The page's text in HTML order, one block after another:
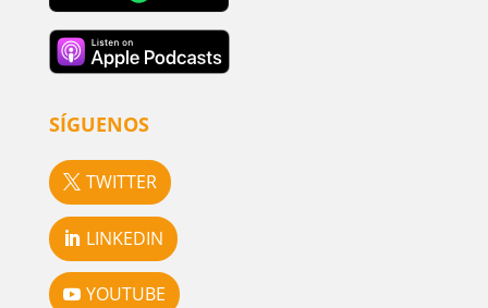
SÍGUENOS
TWITTER
LINKEDIN
YOUTUBE